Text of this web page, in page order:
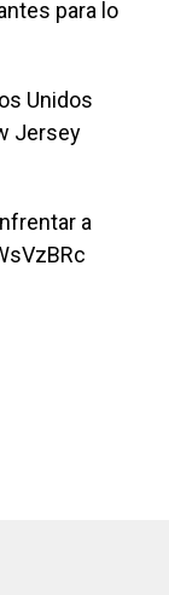
para lo
Unidos
Jersey
a